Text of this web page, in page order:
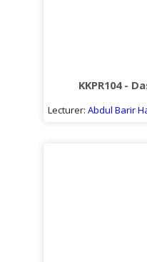
KKPR104 -
Lecturer: Abdul Barir